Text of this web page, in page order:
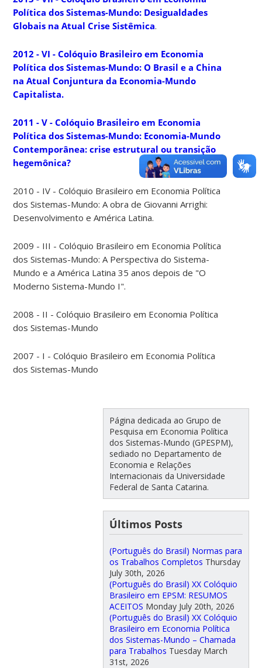
Política dos Sistemas-Mundo: Desigualdades
Globais na Atual Crise Sistêmica.
2012 - VI - Colóquio Brasileiro em Economia
Política dos Sistemas-Mundo: O Brasil e a China
na Atual Conjuntura da Economia-Mundo
Capitalista.
2011 - V - Colóquio Brasileiro em Economia
Política dos Sistemas-Mundo: Economia-Mundo
Contemporânea: crise estrutural ou transição
hegemônica?
2010 - IV - Colóquio Brasileiro em Economia Política
dos Sistemas-Mundo: A obra de Giovanni Arrighi:
Desenvolvimento e América Latina.
2009 - III - Colóquio Brasileiro em Economia Política
dos Sistemas-Mundo: A Perspectiva do Sistema-
Mundo e a América Latina 35 anos depois de "O
Moderno Sistema-Mundo I".
2008 - II - Colóquio Brasileiro em Economia Política
dos Sistemas-Mundo
2007 - I - Colóquio Brasileiro em Economia Política
dos Sistemas-Mundo
Página dedicada ao Grupo de
Pesquisa em Economia Política
dos Sistemas-Mundo (GPESPM),
sediado no Departamento de
Economia e Relações
Internacionais da Universidade
Federal de Santa Catarina.
Últimos Posts
(Português do Brasil) Normas para
os Trabalhos Completos Thursday
July 30th, 2026
(Português do Brasil) XX Colóquio
Brasileiro em EPSM: RESUMOS
ACEITOS Monday July 20th, 2026
(Português do Brasil) XX Colóquio
Brasileiro em Economia Política
dos Sistemas-Mundo – Chamada
para Trabalhos Tuesday March
31st, 2026